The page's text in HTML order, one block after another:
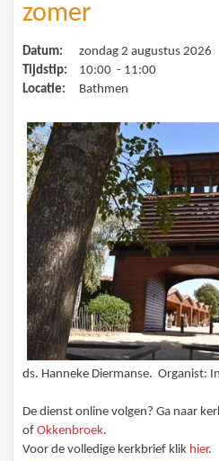
zomer
Datum:
zondag 2 augustus 2026
Tijdstip:
10:00 - 11:00
Locatie:
Bathmen
ds. Hanneke Diermanse. Organist:
De dienst online volgen? Ga naar
ofOkkenbroek.
Voor de volledige kerkbrief klik hier.